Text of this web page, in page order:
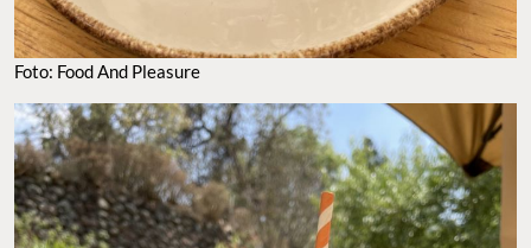
Foto: Food And Pleasure